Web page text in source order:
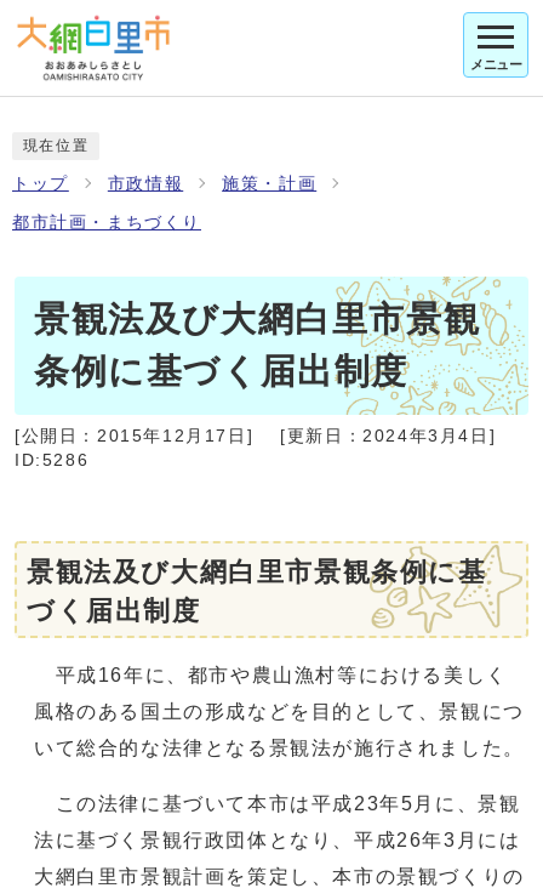
メニュー
現在位置
トップ 市政情報 施策・計画
都市計画・まちづくり
景観法及び大網白里市景観
条例に基づく届出制度
[公開日： 2015年12月17日 ] [更新日： 2024年3月4日 ]
ID:5286
景観法及び大網白里市景観条例に基
づく届出制度
平成16年に、都市や農山漁村等における美しく
風格のある国土の形成などを目的として、景観につ
いて総合的な法律となる景観法が施行されました。
この法律に基づいて本市は平成23年5月に、景観
法に基づく景観行政団体となり、平成26年3月には
大網白里市景観計画を策定し、本市の景観づくりの